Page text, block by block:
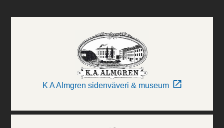
K A Almgren sidenväveri & museum